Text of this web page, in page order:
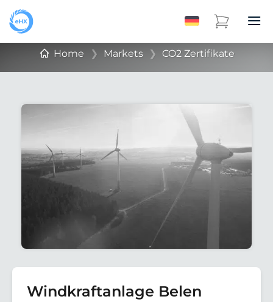
Home ❯ Markets ❯ CO2 Zertifikate
Windkraftanlage Belen